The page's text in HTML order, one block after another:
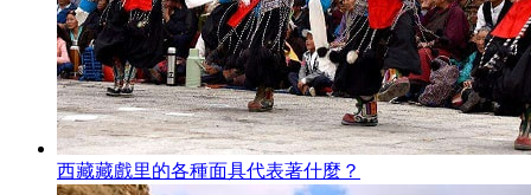
西藏藏戲里的各種面具代表著什麼？